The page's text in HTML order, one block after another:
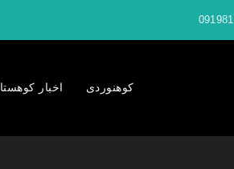
کوهنوردی اخبار